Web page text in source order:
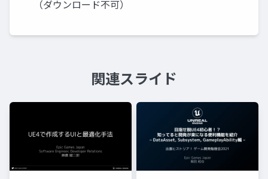
（ダウンロード不可）
関連スライド